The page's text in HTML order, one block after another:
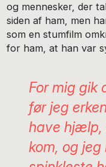
og mennesker, der
siden af ham, men
som en stumfilm
for ham, at han var
For mig gik
før jeg
have hjælp,
kom, og